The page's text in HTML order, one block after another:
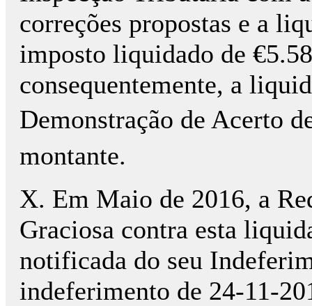
correções propostas e a
imposto liquidado de
consequentemente, a
Demonstração de Acerto
montante.
X. Em Maio de 2016, a
Graciosa contra esta
notificada do seu
indeferimento de 24-11-